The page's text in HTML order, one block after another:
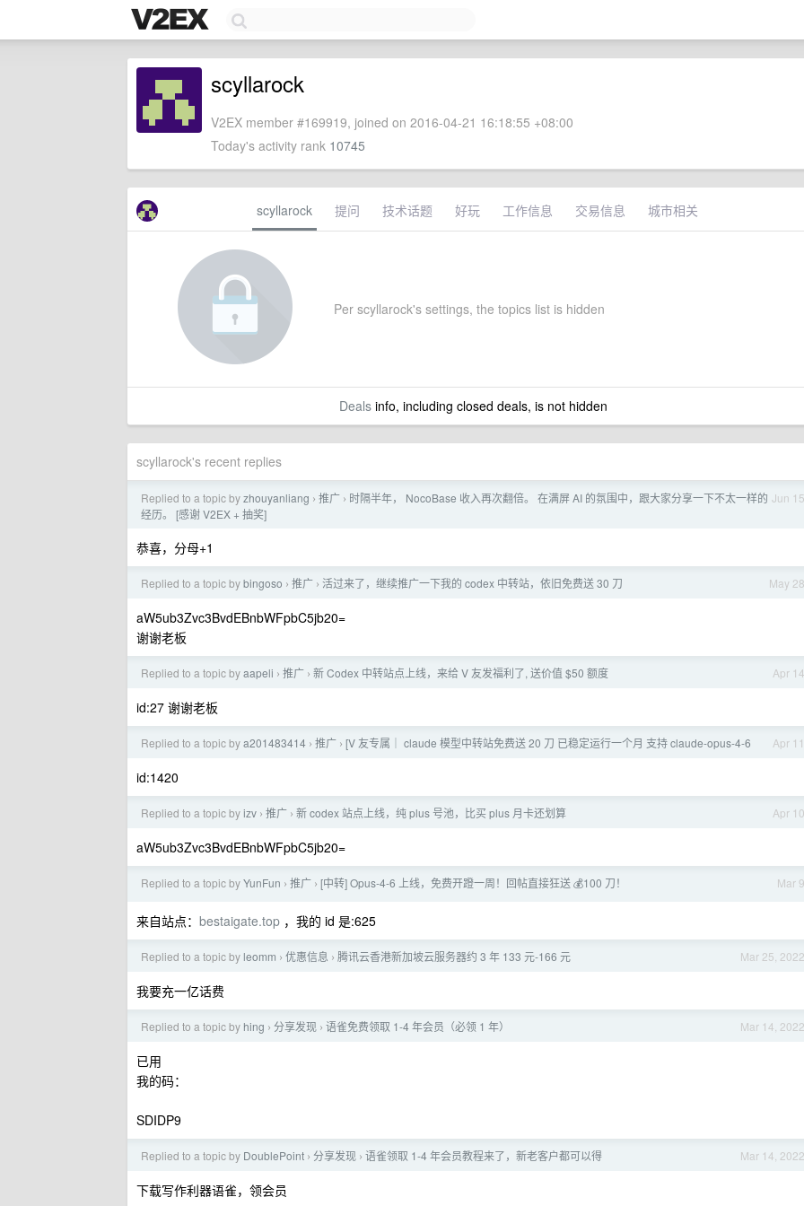
scyllarock
V2EX member #169919, joined on 2016-04-21 16:18:55 +08:00
Today's activity rank 10745
scyllarock 提问 技术话题 好玩 工作信息 交易信息 城市相关
Per scyllarock's settings, the topics list is hidden
Dealsinfo, including closed deals, is not hidden
scyllarock's recent replies
Jun 15
Replied to a topic byzhouyanliang › 推广 › 时隔半年， NocoBase 收入再次翻倍。 在满屏 AI 的氛围中，跟大家分享一下不太一样的
经历。 [感谢 V2EX + 抽奖]
恭喜，分母+1
May 28
Replied to a topic bybingoso › 推广 › 活过来了，继续推广一下我的 codex 中转站，依旧免费送 30 刀
aW5ub3Zvc3BvdEBnbWFpbC5jb20=
谢谢老板
Apr 14
Replied to a topic byaapeli › 推广 › 新 Codex 中转站点上线，来给 V 友发福利了, 送价值 $50 额度
id:27 谢谢老板
Apr 11
Replied to a topic bya201483414 › 推广 › [V 友专属｜ claude 模型中转站免费送 20 刀 已稳定运行一个月 支持 claude-opus-4-6
id:1420
Apr 10
Replied to a topic byizv › 推广 › 新 codex 站点上线，纯 plus 号池，比买 plus 月卡还划算
aW5ub3Zvc3BvdEBnbWFpbC5jb20=
Mar 9
Replied to a topic byYunFun › 推广 › [中转] Opus-4-6 上线，免费开蹬一周！回帖直接狂送 💰100 刀！
来自站点： bestaigate.top ，我的 id 是:625
Mar 25, 2022
Replied to a topic by leomm › 优惠信息 › 腾讯云香港新加坡云服务器约 3 年 133 元-166 元
我要充一亿话费
Mar 14, 2022
Replied to a topic by hing › 分享发现 › 语雀免费领取 1-4 年会员（必领 1 年）
已用
我的码：
SDIDP9
Mar 14, 2022
Replied to a topic by DoublePoint › 分享发现 › 语雀领取 1-4 年会员教程来了，新老客户都可以得
下载写作利器语雀，领会员